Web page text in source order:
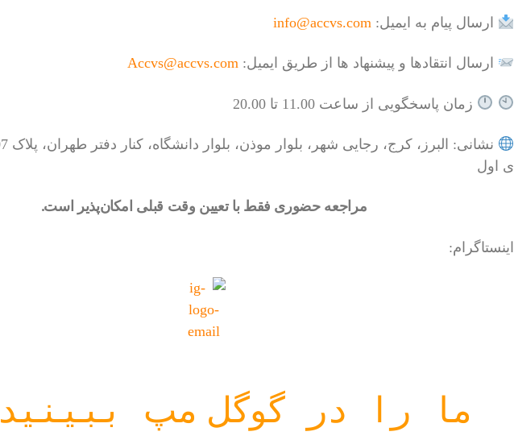
ارسال پیام به ایمیل: info@accvs.com
ارسال انتقادها و پیشنهاد ها از طریق ایمیل:Accvs@accvs.com
زمان پاسخگویی از ساعت 11.00 تا 20.00
ی اول
مراجعه حضوری فقط با تعیین وقت قبلی امکان‌پذیر است.
اینستاگرام:
ما را در گوگل مپ ببینید